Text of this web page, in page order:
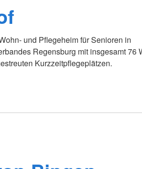
und Pflegeheim für Senioren in
Regensburg mit insgesamt 76
Kurzzeitpflegeplätzen.